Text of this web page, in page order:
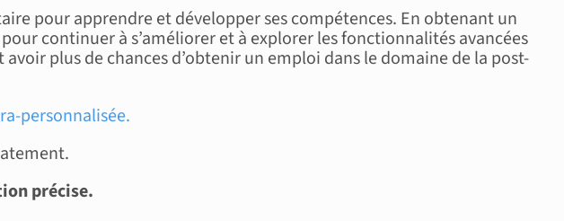
pour apprendre et développer ses compétences. En obtenant un
continuer à s’améliorer et à explorer les fonctionnalités avancées
plus de chances d’obtenir un emploi dans le domaine de la post-
personnalisée.
précise.